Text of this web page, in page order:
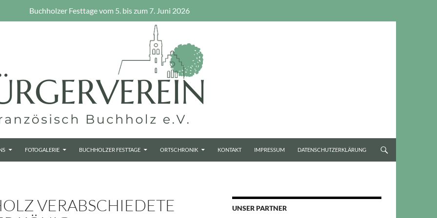
Buchholzer Festtage vom 5. bis zum 7. Juni 2026
FOTOGALERIE BUCHHOLZER FESTTAGE ORTSCHRONIK KONTAKT IMPRESSUM DATENSCHUTZERKLÄRUNG
VERABSCHIEDETE
UNSER PARTNER